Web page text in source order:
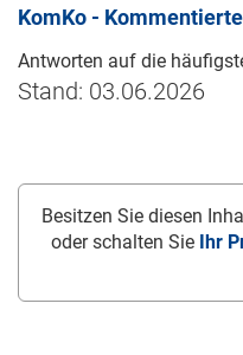
KomKo -
Antworten auf die
Stand: 03.06.2026
Besitzen Sie diesen
oder schalten Sie
Ihr